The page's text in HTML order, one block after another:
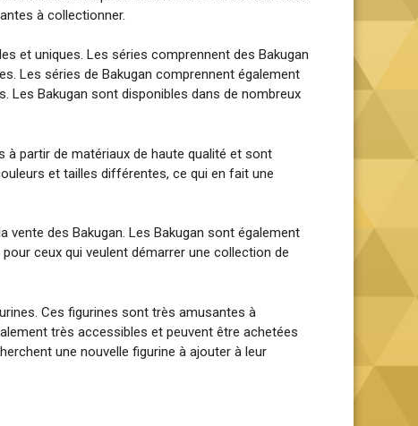
à collectionner.
et uniques. Les séries comprennent des Bakugan
Les séries de Bakugan comprennent également
Bakugan sont disponibles dans de nombreux
à partir de matériaux de haute qualité et sont
et tailles différentes, ce qui en fait une
vente des Bakugan. Les Bakugan sont également
ceux qui veulent démarrer une collection de
Ces figurines sont très amusantes à
très accessibles et peuvent être achetées
une nouvelle figurine à ajouter à leur